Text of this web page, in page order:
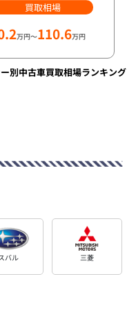
買取相場
万円～110.6万円
別中古車買取相場ランキング
バル 三菱